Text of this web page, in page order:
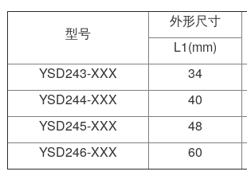
型号
外形尺寸
L1(mm)
YSD243-XXX
34
YSD244-XXX
40
YSD245-XXX
48
YSD246-XXX
60